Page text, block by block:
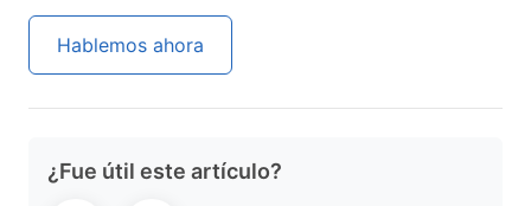
Hablemos ahora
¿Fue útil este artículo?